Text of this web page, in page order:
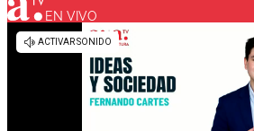
Los comentarios son moderados
diálogo
EN VIVO